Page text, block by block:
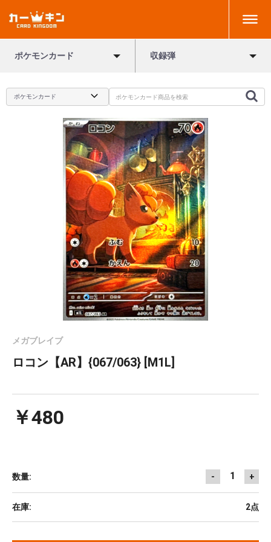
ポケモンカード 収録弾
メガブレイブ
ロコン【AR】{067/063} [M1L]
￥480
数量: - 1 +
在庫: 2点